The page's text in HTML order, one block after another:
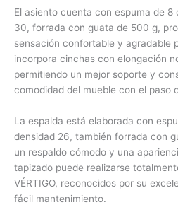
El asiento cuenta con espuma de
30, forrada con guata de 500 g,
sensación confortable y agradable
incorpora cinchas con elongación
permitiendo un mejor soporte y
comodidad del mueble con el paso
La espalda está elaborada con
densidad 26, también forrada con
un respaldo cómodo y una
tapizado puede realizarse
VÉRTIGO, reconocidos por su
fácil mantenimiento.